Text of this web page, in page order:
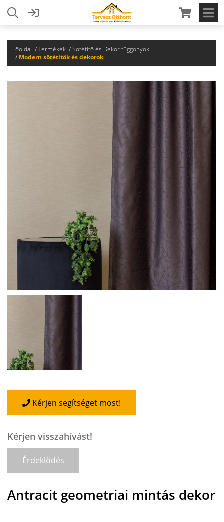
Főoldal Termékek
Sötétítő és Dekor függönyök
Modern sötétítők és dekorok
Kérjen segítséget most!
Kérjen visszahívást!
Érdeklődés
Antracit geometriai mintás dekor